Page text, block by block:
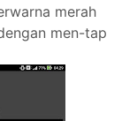
merah
men-tap